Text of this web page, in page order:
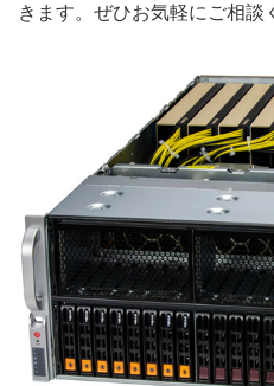
きます。ぜひお気軽にご相談